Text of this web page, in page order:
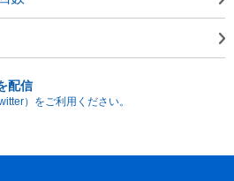
配信
）をご利用ください。